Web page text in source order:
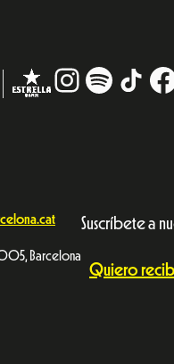
Instagram
#
Barcelona
Suscríbete a
Quiero